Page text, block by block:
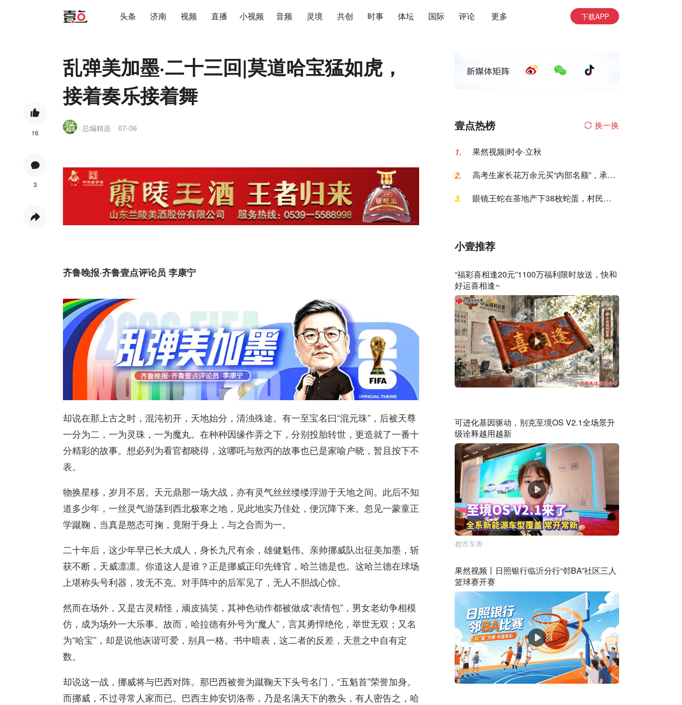
头条 济南 视频 直播 小视频 音频 灵境 共创 时事 体坛 国际 评论 更多 下载APP
16
3
乱弹美加墨·二十三回|莫道哈宝猛如虎，
接着奏乐接着舞
总编精选 07-06
齐鲁晚报·齐鲁壹点评论员 李康宁
却说在那上古之时，混沌初开，天地始分，清浊殊途。有一至宝名曰“混元珠”，后被天尊
一分为二，一为灵珠，一为魔丸。在种种因缘作弄之下，分别投胎转世，更造就了一番十
分精彩的故事。想必列为看官都晓得，这哪吒与敖丙的故事也已是家喻户晓，暂且按下不
表。
物换星移，岁月不居。天元鼎那一场大战，亦有灵气丝丝缕缕浮游于天地之间。此后不知
道多少年，一丝灵气游荡到西北极寒之地，见此地实乃佳处，便沉降下来。忽见一蒙童正
学蹴鞠，当真是憨态可掬，竟附于身上，与之合而为一。
二十年后，这少年早已长大成人，身长九尺有余，雄健魁伟。亲帅挪威队出征美加墨，斩
获不断，天威凛凛。你道这人是谁？正是挪威正印先锋官，哈兰德是也。这哈兰德在球场
上堪称头号利器，攻无不克。对手阵中的后军见了，无人不胆战心惊。
然而在场外，又是古灵精怪，顽皮搞笑，其神色动作都被做成“表情包”，男女老幼争相模
仿，成为场外一大乐事。故而，哈拉德有外号为“魔人”，言其勇悍绝伦，举世无双；又名
为“哈宝”，却是说他诙谐可爱，别具一格。书中暗表，这二者的反差，天意之中自有定
数。
却说这一战，挪威将与巴西对阵。那巴西被誉为蹴鞠天下头号名门，“五魁首”荣誉加身。
而挪威，不过寻常人家而已。巴西主帅安切洛蒂，乃是名满天下的教头，有人密告之，哈
壹点热榜 换一换
1. 果然视频|时令·立秋
2.
高考生家长花万余元买“内部名额”，承诺
3.
眼镜王蛇在茶地产下38枚蛇蛋，村民报
小壹推荐
“福彩喜相逢20元”1100万福利限时放送，快和
好运喜相逢~
可进化基因驱动，别克至境OS V2.1全场景升
级诠释越用越新
都市车界
果然视频丨日照银行临沂分行“邻BA”社区三人
篮球赛开赛